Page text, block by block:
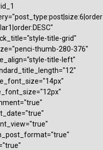
title-grid"
thumb-280-376"
title-left"